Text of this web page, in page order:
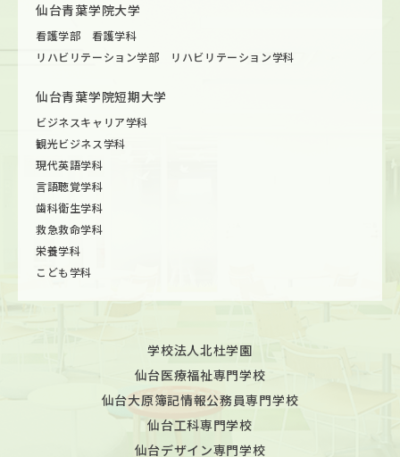
仙台青葉学院大学
看護学部 看護学科
リハビリテーション学部 リハビリテーション学科
仙台青葉学院短期大学
ビジネスキャリア学科
観光ビジネス学科
現代英語学科
言語聴覚学科
歯科衛生学科
救急救命学科
栄養学科
こども学科
学校法人北杜学園
仙台医療福祉専門学校
仙台大原簿記情報公務員専門学校
仙台工科専門学校
仙台デザイン専門学校